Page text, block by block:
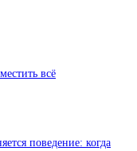
всё
поведение: когда